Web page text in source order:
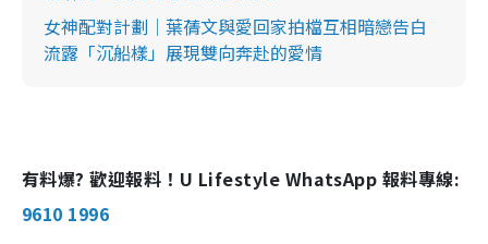
女神配對計劃｜葉蒨文與愛回家拍檔互相暗戀告白
流露「沉船樣」展現雙向奔赴的愛情
有料爆? 歡迎報料！U Lifestyle WhatsApp 報料專線:
9610 1996